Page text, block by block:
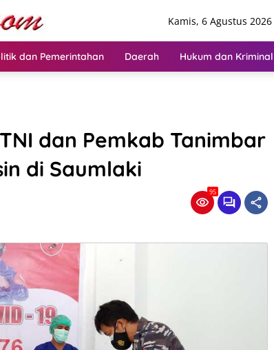
Kamis, 6 Agustus 2026
dan Pemerintahan Daerah Hukum dan Kriminal
dan Pemkab Tanimbar
di Saumlaki
95